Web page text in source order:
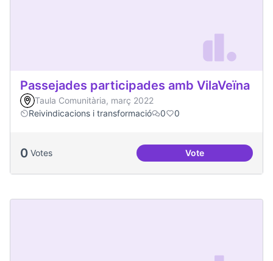
Passejades participades amb VilaVeïna
Taula Comunitària, març 2022
Reivindicacions i transformació
0 0
0 Votes VotePassejades